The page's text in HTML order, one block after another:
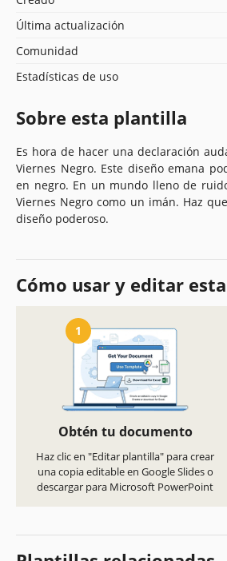
Última actualización
Comunidad
Estadísticas de uso
Sobre esta plantilla
Es hora de hacer una declaración
Viernes Negro. Este diseño emana
en negro. En un mundo lleno de
Viernes Negro como un imán. Haz
diseño poderoso.
Cómo usar y editar
1
Obtén tu documento
Haz clic en "Editar plantilla" para crear
una copia editable en Google Slides o
descargar para Microsoft PowerPoint